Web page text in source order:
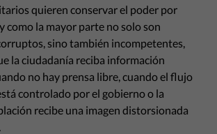
quieren conservar el poder por
como la mayor parte no solo son
sino también incompetentes,
la ciudadanía reciba información
no hay prensa libre, cuando el flujo
controlado por el gobierno o la
recibe una imagen distorsionada